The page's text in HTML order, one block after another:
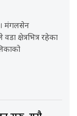
मंगलसेन
क्षेत्रभित्र रहेका